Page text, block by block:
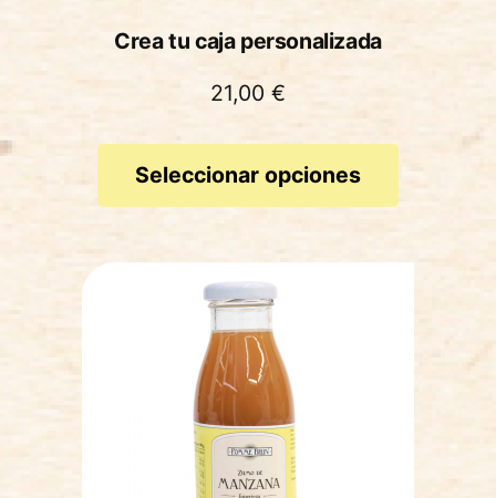
Crea tu caja personalizada
21,00 €
Seleccionar opciones